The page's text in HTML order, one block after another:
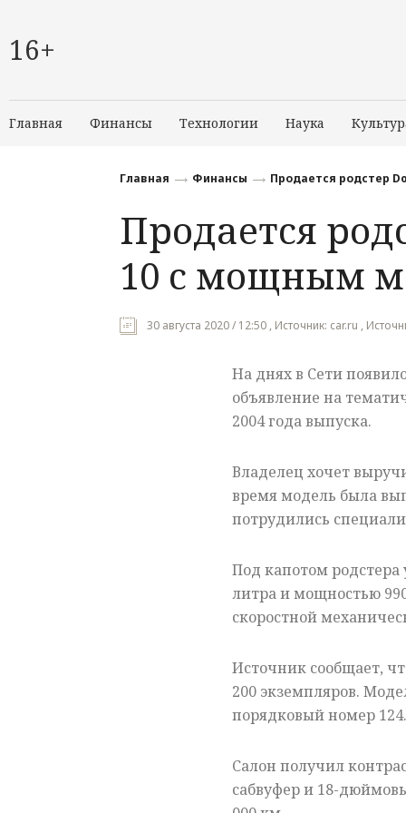
16+
Главная Финансы Технологии Наука
Главная Финансы Продается родстер
Продается
10 с мощным
30 августа 2020 / 12:50 , Источник: car.ru ,
На днях в Сети
объявление на
2004 года выпуска.
Владелец хочет
время модель была
потрудились
Под капотом
литра и мощностью
скоростной
Источник сообщает,
200 экземпляров.
порядковый номер 124.
Салон получил
сабвуфер и 18-